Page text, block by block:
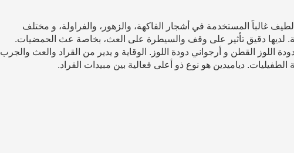
غالباً المستخدمة في أشجار الفاكهة، والزهور، والفراولة، و مختلف
لديها دقيق تأثير على وقف والسيطرة على العث، بخاصة عث الحمضيات.
اللوز القطن و أرجواني دودة اللوز. الوقاية و يدير من القراد والعث والجرب
دياميدين هو نوع ذو أعلى فعالية بين مبيدات القراد.